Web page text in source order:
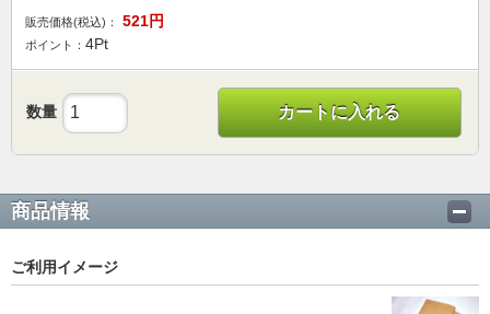
販売価格(税込)： 521円
ポイント： 4Pt
数量 カートに入れる
商品情報
ご利用イメージ